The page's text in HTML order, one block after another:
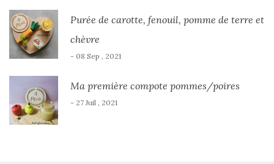
Purée de carotte, fenouil, pomme de terre et
chèvre
- 08 Sep , 2021
Ma première compote pommes/poires
- 27 Juil , 2021